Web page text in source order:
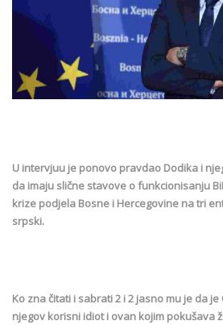
U intervjuu je ponovo pravdao Dodika i
da imaju slične stavove o funkcionisanju
krize podjela Bosne i Hercegovine na tri
srpski.
Ko zna čitati i sabrati 2 i 2 jasno mu je da
njegov korisni idiot i ovan kojim pokušava